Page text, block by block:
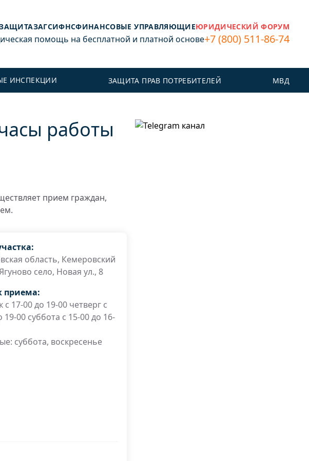
ЗАГСИФНСФИНАНСОВЫЕ УПРАВЛЯЮЩИЕЮРИДИЧЕСКИЙ ФОРУМ
помощь на бесплатной и платной основе+7 (800) 511-86-74
ИНСПЕКЦИИ ЗАЩИТА ПРАВ ПОТРЕБИТЕЛЕЙ МВД
работы
прием граждан,
область, Кемеровский
село, Новая ул., 8
приема:
с 17-00 до 19-00 четверг с
19-00 суббота с 15-00 до 16-
суббота, воскресенье